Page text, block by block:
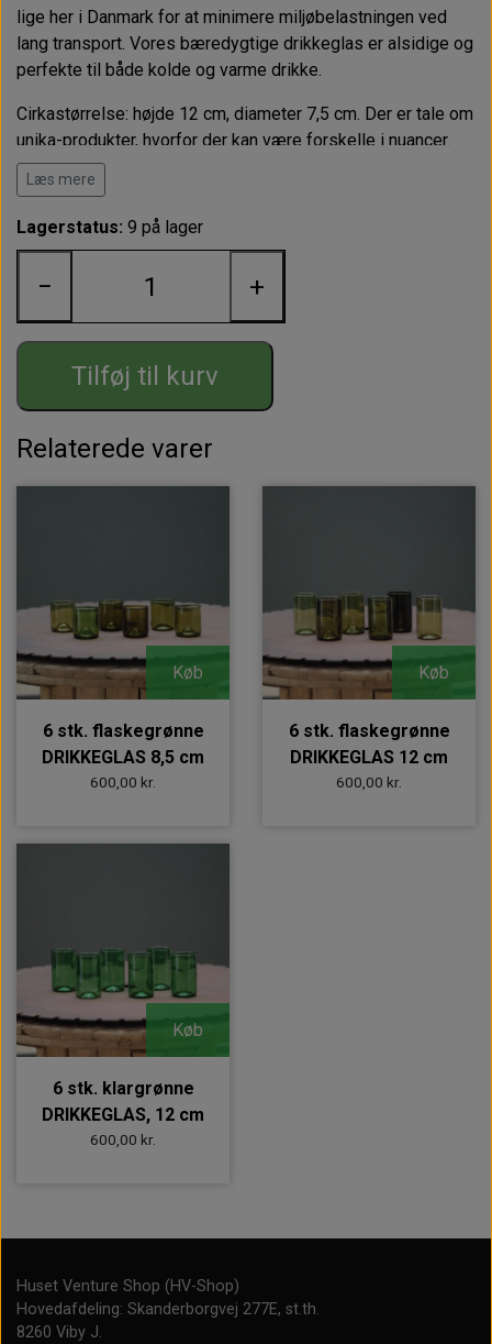
lige her i Danmark for at minimere miljøbelastningen ved
lang transport. Vores bæredygtige drikkeglas er alsidige og
perfekte til både kolde og varme drikke.
Cirkastørrelse: højde 12 cm, diameter 7,5 cm. Der er tale om
unika-produkter, hvorfor der kan være forskelle i nuancer.
Læs mere
Lagerstatus: 9 på lager
− +
Tilføj til kurv
Relaterede varer
Køb
6 stk. flaskegrønne
DRIKKEGLAS 8,5 cm
600,00 kr.
Køb
6 stk. flaskegrønne
DRIKKEGLAS 12 cm
600,00 kr.
Køb
6 stk. klargrønne
DRIKKEGLAS, 12 cm
600,00 kr.
Huset Venture Shop (HV-Shop)
Hovedafdeling: Skanderborgvej 277E, st.th.
8260 Viby J.